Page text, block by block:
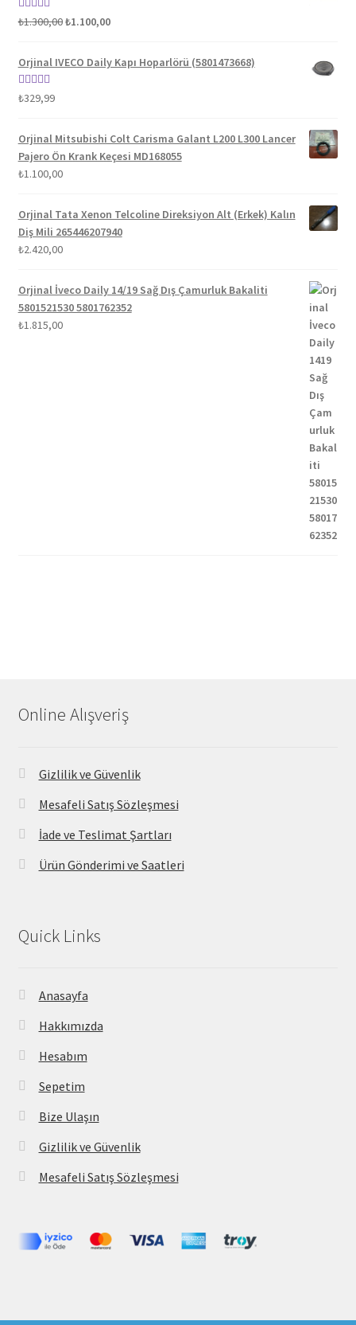
5 üzerinden
₺1.300,00Orijinal
₺1.300,00.
₺1.100,00Şu
fiyat:
₺1.100,00.
Orjinal IVECO Daily Kapı Hoparlörü (5801473668)
5 üzerinden
₺329,99
Orjinal Mitsubishi Colt Carisma Galant L200 L300 Lancer
Pajero Ön Krank Keçesi MD168055
₺1.100,00
Orjinal Tata Xenon Telcoline Direksiyon Alt (Erkek) Kalın
Diş Mili 265446207940
₺2.420,00
Orjinal İveco Daily 14/19 Sağ Dış Çamurluk Bakaliti
5801521530 5801762352
₺1.815,00
Online Alışveriş
Gizlilik ve Güvenlik
Mesafeli Satış Sözleşmesi
İade ve Teslimat Şartları
Ürün Gönderimi ve Saatleri
Quick Links
Anasayfa
Hakkımızda
Hesabım
Sepetim
Bize Ulaşın
Gizlilik ve Güvenlik
Mesafeli Satış Sözleşmesi